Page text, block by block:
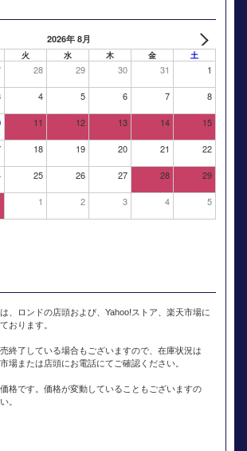
2026年 8月
火 水 木 金 土
28 29 30 31 1
4 5 6 7 8
11 12 13 14 15
18 19 20 21 22
25 26 27 28 29
1 2 3 4 5
、ロンドの店頭および、Yahoo!ストア、楽天市場に
おります。
終了している場合もございますので、在庫状況は
場または店頭にお電話にてご確認ください。
格です。価格が変動していることもございますの
。